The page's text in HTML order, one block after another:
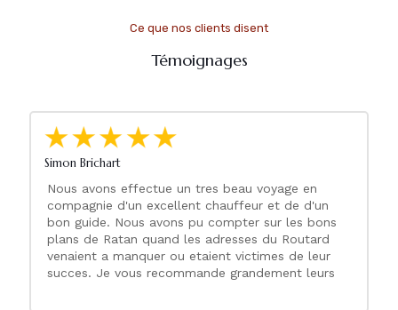
Ce que nos clients disent
Témoignages
Simon Brichart
Nous avons effectue un tres beau voyage en
compagnie d'un excellent chauffeur et de d'un
bon guide. Nous avons pu compter sur les bons
plans de Ratan quand les adresses du Routard
venaient a manquer ou etaient victimes de leur
succes. Je vous recommande grandement leurs